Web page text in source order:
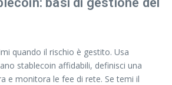
quando il rischio è gestito. Usa
stablecoin affidabili, definisci una
e monitora le fee di rete. Se temi il